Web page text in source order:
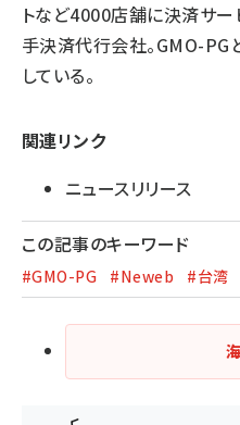
トなど4000店舗に決済サ
手決済代行会社。GMO-
している。
関連リンク
ニュースリリース
この記事のキーワード
#GMO-PG #Neweb #台湾